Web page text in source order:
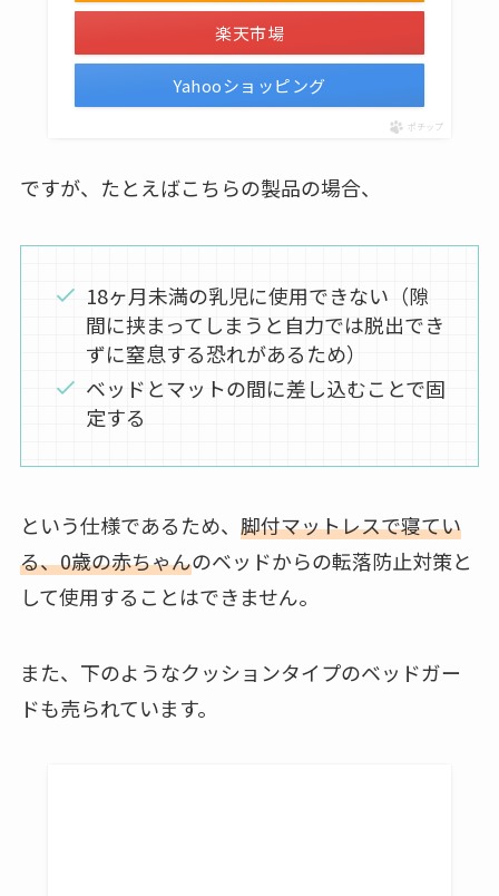
楽天市場
Yahooショッピング
ポチップ
ですが、たとえばこちらの製品の場合、
18ヶ月未満の乳児に使用できない（隙
間に挟まってしまうと自力では脱出でき
ずに窒息する恐れがあるため）
ベッドとマットの間に差し込むことで固
定する
という仕様であるため、 脚付マットレスで寝てい
る、0歳の赤ちゃんのベッドからの転落防止対策と
して使用することはできません。
また、下のようなクッションタイプのベッドガー
ドも売られています。